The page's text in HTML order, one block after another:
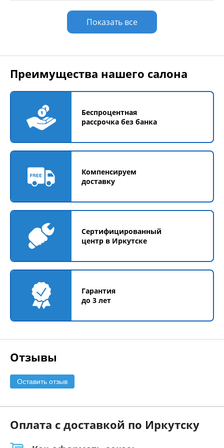
Показать все
Преимущества нашего салона
Беспроцентная
рассрочка без банка
Компенсируем
доставку
Сертифицированный
центр в Иркутске
Гарантия
до 3 лет
Отзывы
Оставить отзыв
Оплата с доставкой по Иркутску